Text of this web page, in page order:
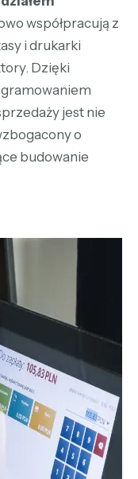
współpracują z
i drukarki
Dzięki
jest nie
o
budowanie